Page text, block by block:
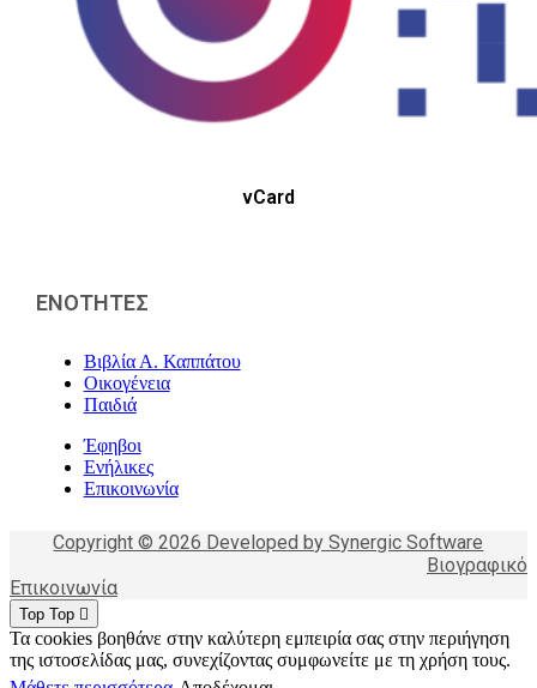
vCard
ΕΝΟΤΗΤΕΣ
Βιβλία Α. Καππάτου
Οικογένεια
Παιδιά
Έφηβοι
Ενήλικες
Επικοινωνία
Copyright © 2026 Developed by Synergic Software
Βιογραφικό
Επικοινωνία
Top Top
Τα cookies βοηθάνε στην καλύτερη εμπειρία σας στην περιήγηση
της ιστοσελίδας μας, συνεχίζοντας συμφωνείτε με τη χρήση τους.